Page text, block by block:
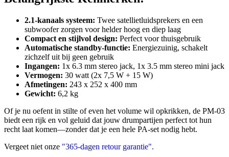
2.1-kanaals systeem: Twee satellietluidsprekers en een
subwoofer zorgen voor helder hoog en diep laag
Compact en stijlvol design: Perfect voor thuisgebruik
Automatische standby-functie: Energiezuinig, schakelt
zichzelf uit bij geen gebruik
Ingangen: 1x 6.3 mm stereo jack, 1x 3.5 mm stereo mini jack
Vermogen: 30 watt (2x 7,5 W + 15 W)
Afmetingen: 243 x 252 x 400 mm
Gewicht: 6,2 kg
Of je nu oefent in stilte of even het volume wil opkrikken, de PM-03
biedt een rijk en vol geluid dat jouw drumpartijen perfect tot hun
recht laat komen—zonder dat je een hele PA-set nodig hebt.
Vergeet niet onze "365-dagen retour garantie".